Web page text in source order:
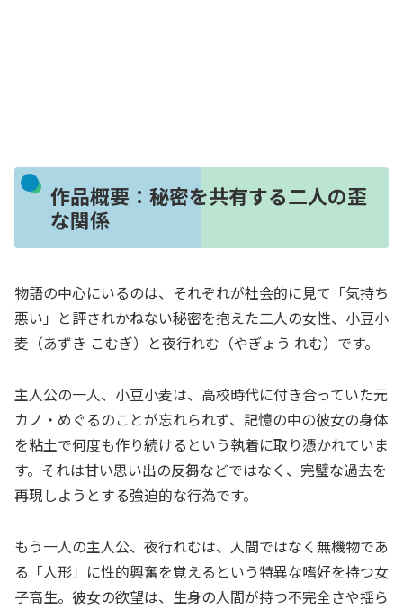
作品概要：秘密を共有する二人の歪
な関係
物語の中心にいるのは、それぞれが社会的に見て「気持ち
悪い」と評されかねない秘密を抱えた二人の女性、小豆小
麦（あずき こむぎ）と夜行れむ（やぎょう れむ）です。
主人公の一人、小豆小麦は、高校時代に付き合っていた元
カノ・めぐるのことが忘れられず、記憶の中の彼女の身体
を粘土で何度も作り続けるという執着に取り憑かれていま
す。それは甘い思い出の反芻などではなく、完璧な過去を
再現しようとする強迫的な行為です。
もう一人の主人公、夜行れむは、人間ではなく無機物であ
る「人形」に性的興奮を覚えるという特異な嗜好を持つ女
子高生。彼女の欲望は、生身の人間が持つ不完全さや揺ら